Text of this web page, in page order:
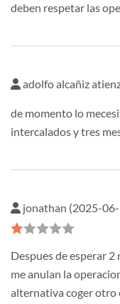
deben respetar las
adolfo alcañiz
de momento lo
intercalados y tres
jonathan (2025-
Despues de esperar 2
me anulan la
alternativa coger otro